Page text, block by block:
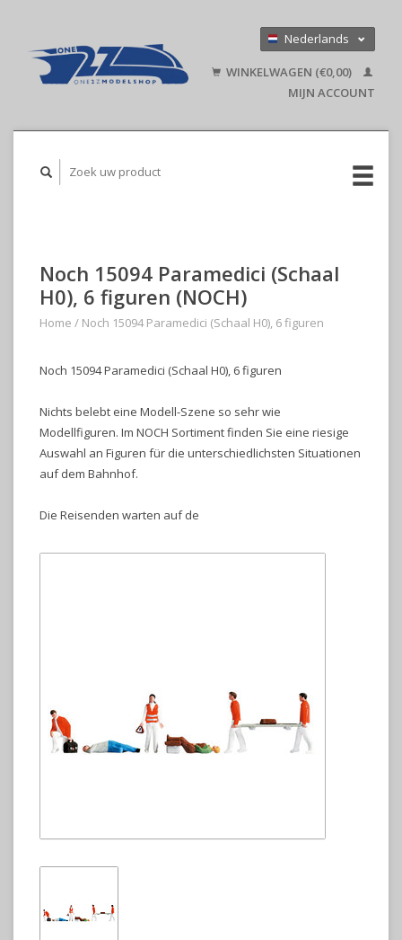
Nederlands
English
WINKELWAGEN (€0,00)
MIJN ACCOUNT
Noch 15094 Paramedici (Schaal
H0), 6 figuren (NOCH)
Home / Noch 15094 Paramedici (Schaal H0), 6 figuren
Noch 15094 Paramedici (Schaal H0), 6 figuren
Nichts belebt eine Modell-Szene so sehr wie
Modellfiguren. Im NOCH Sortiment finden Sie eine riesige
Auswahl an Figuren für die unterschiedlichsten Situationen
auf dem Bahnhof.
Die Reisenden warten auf de